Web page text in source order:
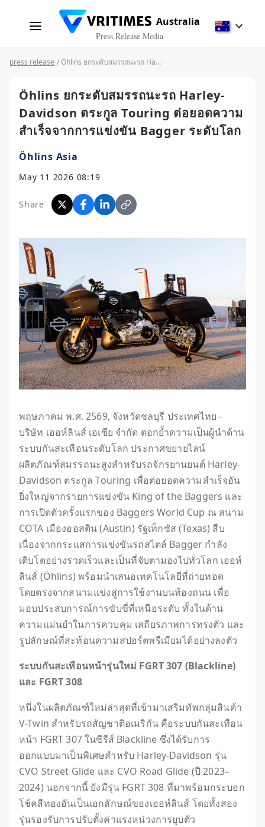
Australia
Press Release Media
press release / Öhlins ยกระดับสมรรถนะรถ Harley-Davidson ตระกูล Touring ต่อยอดความสำเร็จจากการแข่งขัน Bagger ระดับโลก
Öhlins ยกระดับสมรรถนะรถ Harley-
Davidson ตระกูล Touring ต่อยอดความ
สำเร็จจากการแข่งขัน Bagger ระดับโลก
Öhlins Asia
May 11 2026 08:19
Share
พฤษภาคม พ.ศ. 2569, จังหวัดชลบุรี ประเทศไทย -
บริษัท เออห์ลินส์ เอเซีย จำกัด ตอกย้ำความเป็นผู้นำด้าน
ระบบกันสะเทือนระดับโลก ประกาศขยายไลน์
ผลิตภัณฑ์สมรรถนะสูงสำหรับรถจักรยานยนต์ Harley-
Davidson ตระกูล Touring เพื่อต่อยอดความสำเร็จอัน
ยิ่งใหญ่จากรายการแข่งขัน King of the Baggers และ
การเปิดตัวครั้งแรกของ Baggers World Cup ณ สนาม
COTA เมืองออสติน (Austin) รัฐเท็กซัส (Texas) สืบ
เนื่องจากกระแสการแข่งขันรถสไตล์ Bagger กำลัง
เติบโตอย่างรวดเร็วและเป็นที่จับตามองไปทั่วโลก เออห์
ลินส์ (Öhlins) พร้อมนำเสนอเทคโนโลยีที่ถ่ายทอด
โดยตรงจากสนามแข่งสู่การใช้งานบนท้องถนน เพื่อ
มอบประสบการณ์การขับขี่ที่เหนือระดับ ทั้งในด้าน
ความแม่นยำในการควบคุม เสถียรภาพการทรงตัว และ
รูปลักษณ์ที่สะท้อนความสปอร์ตพรีเมียมได้อย่างลงตัว
ระบบกันสะเทือนหน้ารุ่นใหม่ FGRT 307 (Blackline)
และ FGRT 308
หนึ่งในผลิตภัณฑ์ใหม่ล่าสุดที่เข้ามาเสริมทัพกลุ่มสินค้า
V-Twin สำหรับรถสัญชาติอเมริกัน คือระบบกันสะเทือน
หน้า FGRT 307 ในซีรีส์ Blackline ซึ่งได้รับการ
ออกแบบมาเป็นพิเศษสำหรับ Harley-Davidson รุ่น
CVO Street Glide และ CVO Road Glide (ปี 2023–
2024) นอกจากนี้ ยังมีรุ่น FGRT 308 ที่มาพร้อมกระบอก
โช้คสีทองอันเป็นเอกลักษณ์ของเออห์ลินส์ โดยทั้งสอง
รุ่นรองรับการปรับตั้งค่าแรงหน่วงการยุบตัว